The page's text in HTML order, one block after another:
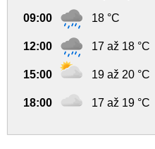
09:00 18 °C
12:00 17 až 18 °C
15:00 19 až 20 °C
18:00 17 až 19 °C